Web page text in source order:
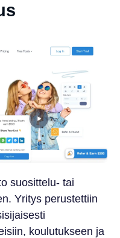
suosittelu- tai
Yritys perustettiin
koulutukseen ja